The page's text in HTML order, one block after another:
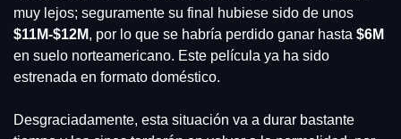
$11M-$12M, por lo que se habría perdido ganar hasta $6M
en suelo norteamericano. Este película ya ha sido
estrenada en formato doméstico.
Desgraciadamente, esta situación va a durar bastante